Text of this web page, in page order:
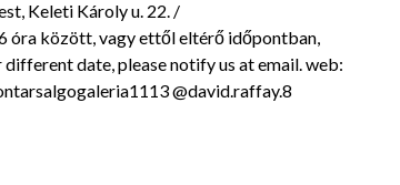
Keleti Károly u. 22. /
óra között, vagy ettől eltérő időpontban,
date, please notify us at email. web:
@david.raffay.8